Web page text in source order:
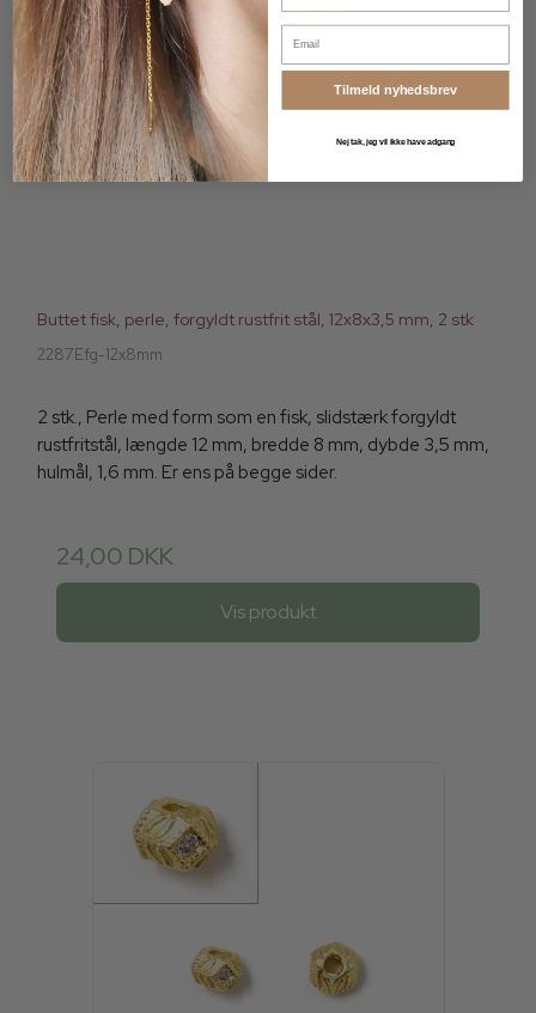
Buttet fisk, perle, forgyldt rustfrit stål, 12x8x3,5 mm, 2 stk
2287Efg-12x8mm
2 stk., Perle med form som en fisk, slidstærk forgyldt
rustfritstål, længde 12 mm, bredde 8 mm, dybde 3,5 mm,
hulmål, 1,6 mm. Er ens på begge sider.
24,00 DKK
Vis produkt
Email
Tilmeld nyhedsbrev
Nej tak, jeg vil ikke have adgang